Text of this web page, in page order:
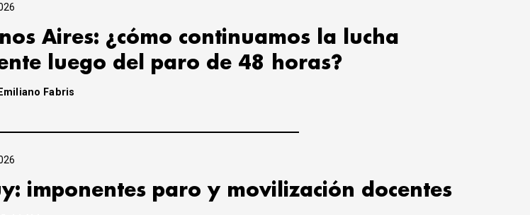
Aires: ¿cómo continuamos la lucha
luego del paro de 48 horas?
Emiliano Fabris
imponentes paro y movilización docentes